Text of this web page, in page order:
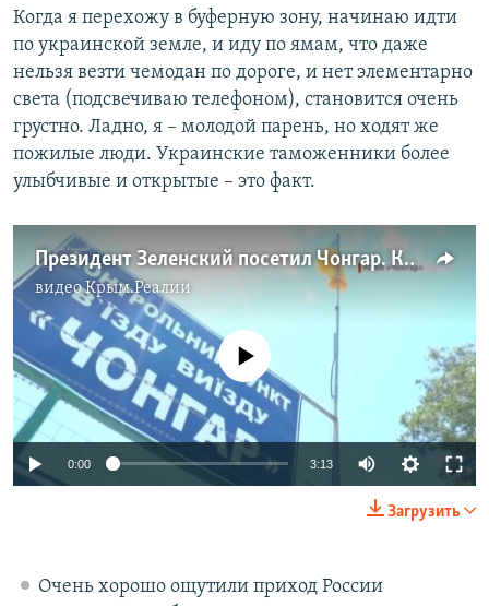
Когда я перехожу в буферную зону, начинаю идти
по украинской земле, и иду по ямам, что даже
нельзя везти чемодан по дороге, и нет элементарно
света (подсвечиваю телефоном), становится очень
грустно. Ладно, я – молодой парень, но ходят же
пожилые люди. Украинские таможенники более
улыбчивые и открытые – это факт.
Президент Зеленский посетил Чонгар. Как это было (видео)
видеоКрым.Реалии
No media source currently available
0:00 3:13
Загрузить
Очень хорошо ощутили приход России